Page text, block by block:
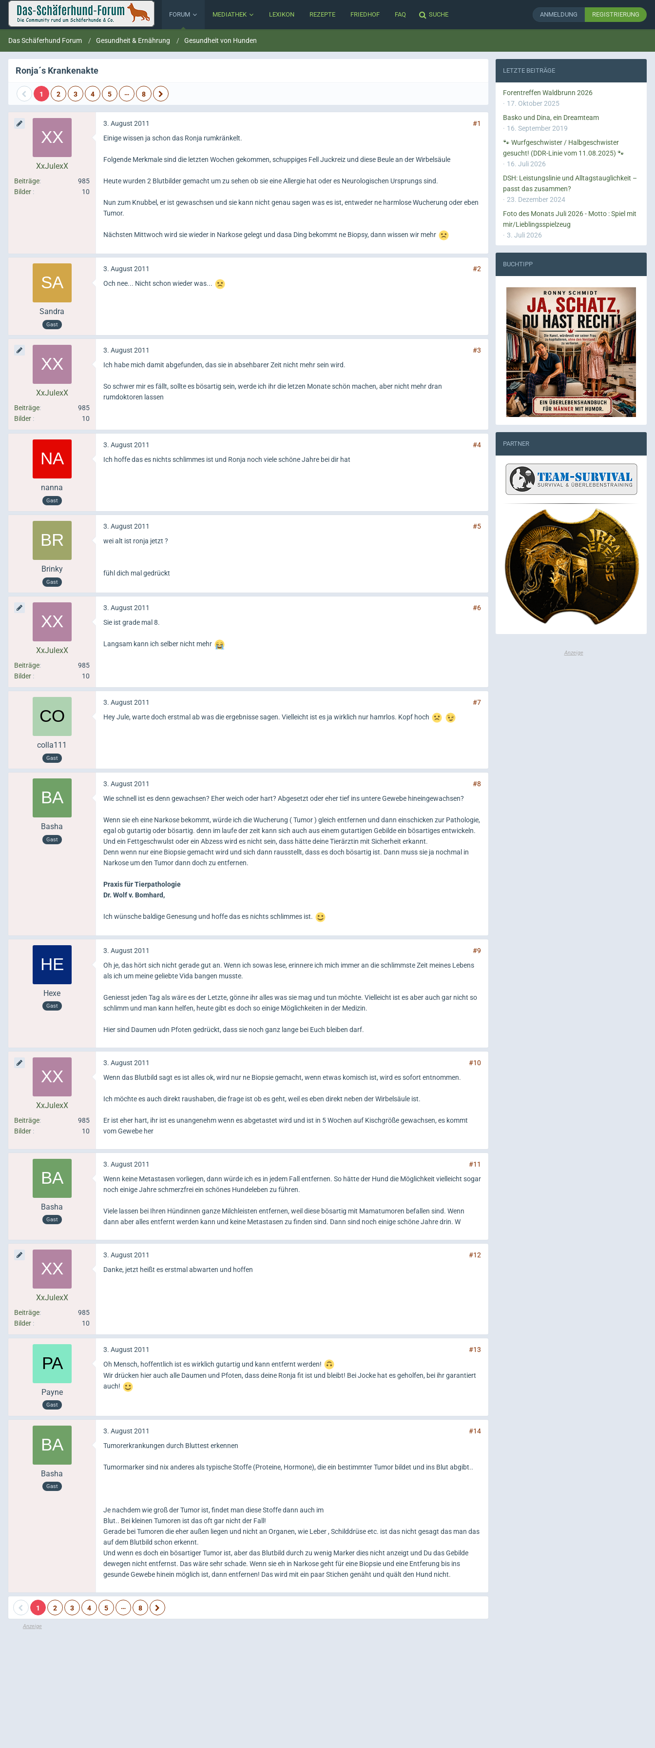
FORUM MEDIATHEK LEXIKON REZEPTE FRIEDHOF FAQ SUCHE ANMELDUNG REGISTRIERUNG
Das Schäferhund Forum Gesundheit & Ernährung Gesundheit von Hunden
Ronja´s Krankenakte
1 2 3 4 5 … 8
XxJulexX
Beiträge
985
Bilder
10
3. August 2011
#1
Einige wissen ja schon das Ronja rumkränkelt.
Folgende Merkmale sind die letzten Wochen gekommen, schuppiges Fell Juckreiz und diese Beule an der Wirbelsäule
Heute wurden 2 Blutbilder gemacht um zu sehen ob sie eine Allergie hat oder es Neurologischen Ursprungs sind.
Nun zum Knubbel, er ist gewaschsen und sie kann nicht genau sagen was es ist, entweder ne harmlose Wucherung oder eben
Tumor.
Nächsten Mittwoch wird sie wieder in Narkose gelegt und dasa Ding bekommt ne Biopsy, dann wissen wir mehr
Sandra
Gast
3. August 2011
#2
Och nee... Nicht schon wieder was...
XxJulexX
Beiträge
985
Bilder
10
3. August 2011
#3
Ich habe mich damit abgefunden, das sie in absehbarer Zeit nicht mehr sein wird.
So schwer mir es fällt, sollte es bösartig sein, werde ich ihr die letzen Monate schön machen, aber nicht mehr dran
rumdoktoren lassen
nanna
Gast
3. August 2011
#4
Ich hoffe das es nichts schlimmes ist und Ronja noch viele schöne Jahre bei dir hat
Brinky
Gast
3. August 2011
#5
wei alt ist ronja jetzt ?
fühl dich mal gedrückt
XxJulexX
Beiträge
985
Bilder
10
3. August 2011
#6
Sie ist grade mal 8.
Langsam kann ich selber nicht mehr
colla111
Gast
3. August 2011
#7
Hey Jule, warte doch erstmal ab was die ergebnisse sagen. Vielleicht ist es ja wirklich nur hamrlos. Kopf hoch
Basha
Gast
3. August 2011
#8
Wie schnell ist es denn gewachsen? Eher weich oder hart? Abgesetzt oder eher tief ins untere Gewebe hineingewachsen?
Wenn sie eh eine Narkose bekommt, würde ich die Wucherung ( Tumor ) gleich entfernen und dann einschicken zur Pathologie,
egal ob gutartig oder bösartig. denn im laufe der zeit kann sich auch aus einem gutartigen Gebilde ein bösartiges entwickeln.
Und ein Fettgeschwulst oder ein Abzess wird es nicht sein, dass hätte deine Tierärztin mit Sicherheit erkannt.
Denn wenn nur eine Biopsie gemacht wird und sich dann rausstellt, dass es doch bösartig ist. Dann muss sie ja nochmal in
Narkose um den Tumor dann doch zu entfernen.
Praxis für Tierpathologie
Dr. Wolf v. Bomhard,
Ich wünsche baldige Genesung und hoffe das es nichts schlimmes ist.
Hexe
Gast
3. August 2011
#9
Oh je, das hört sich nicht gerade gut an. Wenn ich sowas lese, erinnere ich mich immer an die schlimmste Zeit meines Lebens
als ich um meine geliebte Vida bangen musste.
Geniesst jeden Tag als wäre es der Letzte, gönne ihr alles was sie mag und tun möchte. Vielleicht ist es aber auch gar nicht so
schlimm und man kann helfen, heute gibt es doch so einige Möglichkeiten in der Medizin.
Hier sind Daumen udn Pfoten gedrückt, dass sie noch ganz lange bei Euch bleiben darf.
XxJulexX
Beiträge
985
Bilder
10
3. August 2011
#10
Wenn das Blutbild sagt es ist alles ok, wird nur ne Biopsie gemacht, wenn etwas komisch ist, wird es sofort entnommen.
Ich möchte es auch direkt raushaben, die frage ist ob es geht, weil es eben direkt neben der Wirbelsäule ist.
Er ist eher hart, ihr ist es unangenehm wenn es abgetastet wird und ist in 5 Wochen auf Kischgröße gewachsen, es kommt
vom Gewebe her
Basha
Gast
3. August 2011
#11
Wenn keine Metastasen vorliegen, dann würde ich es in jedem Fall entfernen. So hätte der Hund die Möglichkeit vielleicht sogar
noch einige Jahre schmerzfrei ein schönes Hundeleben zu führen.
Viele lassen bei Ihren Hündinnen ganze Milchleisten entfernen, weil diese bösartig mit Mamatumoren befallen sind. Wenn
dann aber alles entfernt werden kann und keine Metastasen zu finden sind. Dann sind noch einige schöne Jahre drin. W
XxJulexX
Beiträge
985
Bilder
10
3. August 2011
#12
Danke, jetzt heißt es erstmal abwarten und hoffen
Payne
Gast
3. August 2011
#13
Oh Mensch, hoffentlich ist es wirklich gutartig und kann entfernt werden!
Wir drücken hier auch alle Daumen und Pfoten, dass deine Ronja fit ist und bleibt! Bei Jocke hat es geholfen, bei ihr garantiert
auch!
Basha
Gast
3. August 2011
#14
Tumorerkrankungen durch Bluttest erkennen
Tumormarker sind nix anderes als typische Stoffe (Proteine, Hormone), die ein bestimmter Tumor bildet und ins Blut abgibt..
Je nachdem wie groß der Tumor ist, findet man diese Stoffe dann auch im
Blut.. Bei kleinen Tumoren ist das oft gar nicht der Fall!
Gerade bei Tumoren die eher außen liegen und nicht an Organen, wie Leber , Schilddrüse etc. ist das nicht gesagt das man das
auf dem Blutbild schon erkennt.
Und wenn es doch ein bösartiger Tumor ist, aber das Blutbild durch zu wenig Marker dies nicht anzeigt und Du das Gebilde
dewegen nicht entfernst. Das wäre sehr schade. Wenn sie eh in Narkose geht für eine Biopsie und eine Entferung bis ins
gesunde Gewebe hinein möglich ist, dann entfernen! Das wird mit ein paar Stichen genäht und quält den Hund nicht.
1 2 3 4 5 … 8
LETZTE BEITRÄGE
Forentreffen Waldbrunn 2026
17. Oktober 2025
Basko und Dina, ein Dreamteam
16. September 2019
🐾 Wurfgeschwister / Halbgeschwister
gesucht! (DDR-Linie vom 11.08.2025) 🐾
16. Juli 2026
DSH: Leistungslinie und Alltagstauglichkeit –
passt das zusammen?
23. Dezember 2024
Foto des Monats Juli 2026 - Motto : Spiel mit
mir/Lieblingsspielzeug
3. Juli 2026
BUCHTIPP
PARTNER